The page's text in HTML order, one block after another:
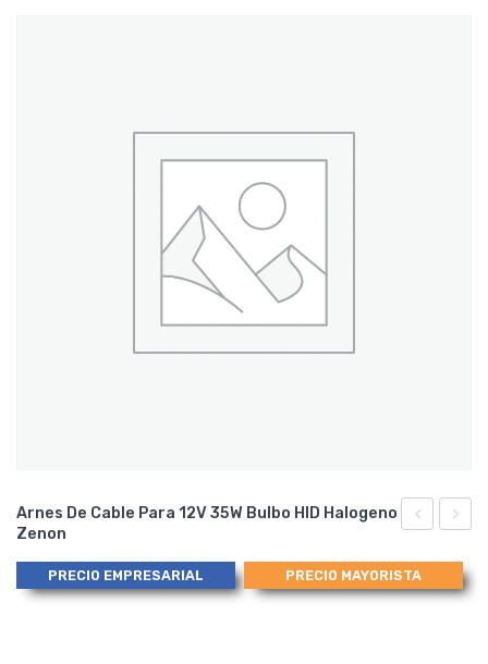
04020
/
Relay
Arnes De Cable Para 12V 35W Bulbo HID Halogeno
Zenon
PRECIO EMPRESARIAL PRECIO MAYORISTA